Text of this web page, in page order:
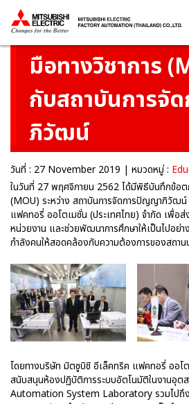
Thailandพิธีบันทึกข้อตกลง
มือทางวิชาการ
กับสถาบันการจั
ภิวัฒน์
วันที่ : 27 November 2019 | หมวดหมู่ :
ในวันที่ 27 พฤศจิกายน 2562 ได้มีพิธีบันทึกข้อต
(MOU) ระหว่าง สถาบันการจัดการปัญญาภิวัฒ
แฟคทอรี่ ออโตเมชั่น (ประเทศไทย) จำกัด เพื่อส่
หน่วยงาน และช่วยพัฒนาการศึกษาให้เป็นไปอย่
กำลังคนให้สอดคล้องกับความต้องการของสถาน
โดยทางบริษัท มิตซูบิชิ อีเล็คทริค แฟคทอรี่ ออโ
สนับสนุนห้องปฏิบัติการระบบอัตโนมัติในงานอุต
Automation System Laboratory รวมไปถึ